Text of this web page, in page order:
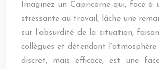
Imaginez un Capricorne qui, face à
stressante au travail, lâche une
sur l’absurdité de la situation,
collègues et détendant
discret, mais efficace, est une